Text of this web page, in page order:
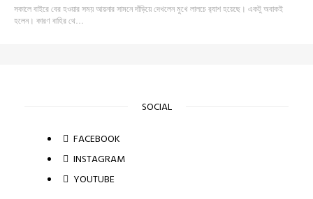
সকালে বাইরে বের হওয়ার সময় আয়নার সামনে দাঁড়িয়ে দেখলেন মুখে লালচে র‍্যাশ হয়েছে। একটু অবাকই
হলেন। কারণ বাহির থে…
SOCIAL
FACEBOOK
INSTAGRAM
YOUTUBE